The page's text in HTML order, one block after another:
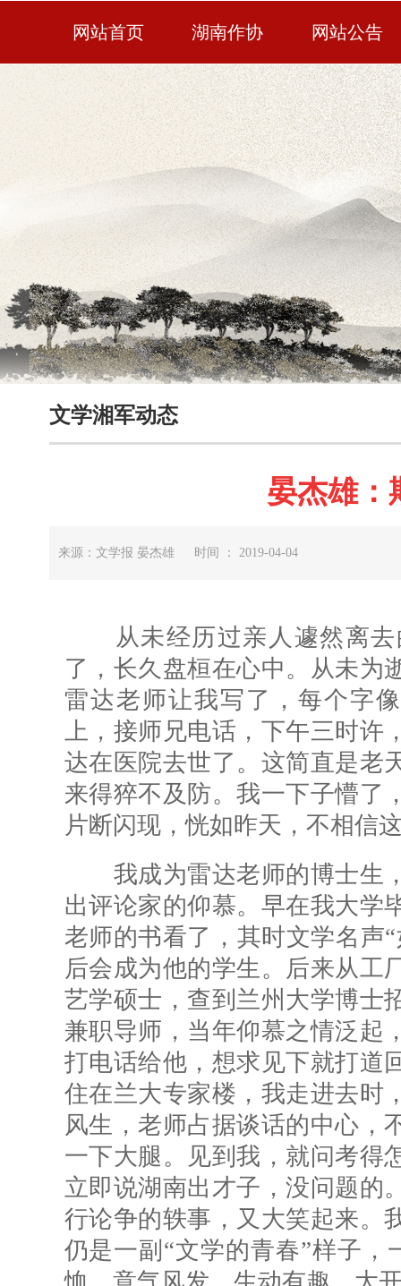
网站首页 湖南作协 网站公告
文学湘军动态
晏杰雄
来源：文学报 晏杰雄 时间 ： 2019-04-04
从未经历过亲人遽然离去
了，长久盘桓在心中。从未为
雷达老师让我写了，每个字
上，接师兄电话，下午三时许
达在医院去世了。这简直是老
来得猝不及防。我一下子懵了
片断闪现，恍如昨天，不相信
我成为雷达老师的博士生
出评论家的仰慕。早在我大学
老师的书看了，其时文学名声
后会成为他的学生。后来从工
艺学硕士，查到兰州大学博士
兼职导师，当年仰慕之情泛起
打电话给他，想求见下就打道
住在兰大专家楼，我走进去时
风生，老师占据谈话的中心，
一下大腿。见到我，就问考得
立即说湖南出才子，没问题的
行论争的轶事，又大笑起来。
仍是一副“文学的青春”样子